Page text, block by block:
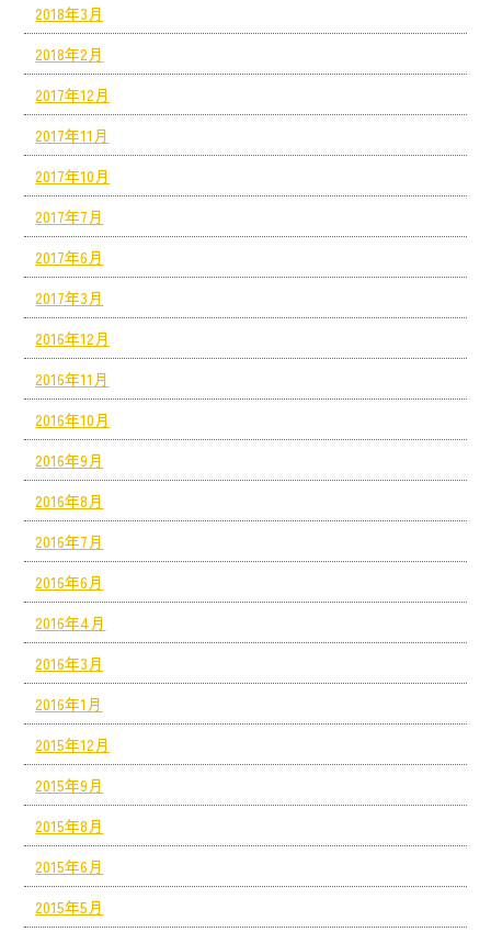
2018年3月
2018年2月
2017年12月
2017年11月
2017年10月
2017年7月
2017年6月
2017年3月
2016年12月
2016年11月
2016年10月
2016年9月
2016年8月
2016年7月
2016年6月
2016年4月
2016年3月
2016年1月
2015年12月
2015年9月
2015年8月
2015年6月
2015年5月